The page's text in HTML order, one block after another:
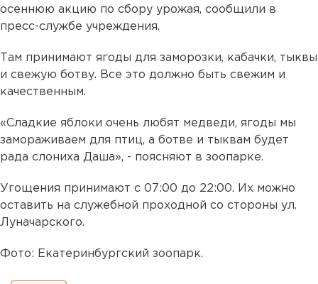
осеннюю акцию по сбору урожая, сообщили в
пресс-службе учреждения.
Там принимают ягоды для заморозки, кабачки, тыквы
и свежую ботву. Все это должно быть свежим и
качественным.
«Сладкие яблоки очень любят медведи, ягоды мы
замораживаем для птиц, а ботве и тыквам будет
рада слониха Даша», - поясняют в зоопарке.
Угощения принимают с 07:00 до 22:00. Их можно
оставить на служебной проходной со стороны ул.
Луначарского.
Фото: Екатеринбургский зоопарк.